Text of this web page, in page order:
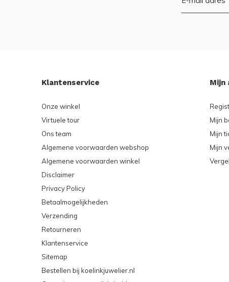
Klantenservice
Onze winkel
Virtuele tour
Ons team
Algemene voorwaarden webshop
Algemene voorwaarden winkel
Disclaimer
Privacy Policy
Betaalmogelijkheden
Verzending
Retourneren
Klantenservice
Sitemap
Bestellen bij koelinkjuwelier.nl
Mijn
Mijn
Mijn
Mijn